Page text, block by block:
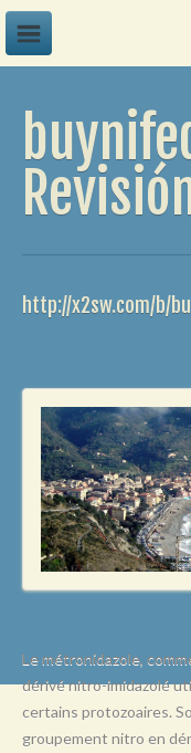
G
P
Q
R
http://x2sw.com/b/
Le métronidazole,
dérivé nitro-imidazolé
certains protozoaires.
groupement nitro en